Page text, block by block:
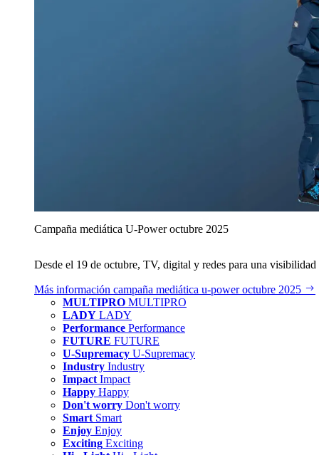
Campaña mediática U‑Power octubre 2025
Desde el 19 de octubre, TV, digital y redes para una
Más información campaña mediática u‑power octubre 2025
MULTIPRO MULTIPRO
LADY LADY
Performance Performance
FUTURE FUTURE
U-Supremacy U-Supremacy
Industry Industry
Impact Impact
Happy Happy
Don't worry Don't worry
Smart Smart
Enjoy Enjoy
Exciting Exciting